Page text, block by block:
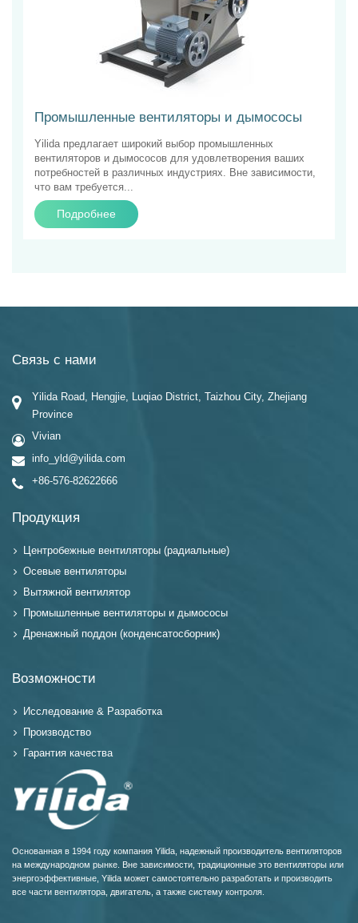
Промышленные вентиляторы и дымососы
Yilida предлагает широкий выбор промышленных
вентиляторов и дымососов для удовлетворения ваших
потребностей в различных индустриях. Вне зависимости,
что вам требуется...
Подробнее
Связь с нами
Yilida Road, Hengjie, Luqiao District, Taizhou City, Zhejiang
Province
Vivian
info_yld@yilida.com
+86-576-82622666
Продукция
Центробежные вентиляторы (радиальные)
Осевые вентиляторы
Вытяжной вентилятор
Промышленные вентиляторы и дымососы
Дренажный поддон (конденсатосборник)
Возможности
Исследование & Разработка
Производство
Гарантия качества
Основанная в 1994 году компания Yilida, надежный производитель вентиляторов
на международном рынке. Вне зависимости, традиционные это вентиляторы или
энергоэффективные, Yilida может самостоятельно разработать и производить
все части вентилятора, двигатель, а также систему контроля.